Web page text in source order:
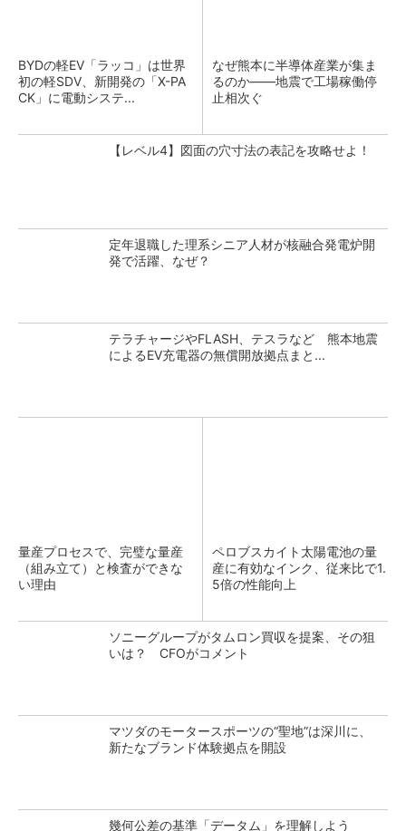
BYDの軽EV「ラッコ」は世界
初の軽SDV、新開発の「X-PA
CK」に電動システ...
なぜ熊本に半導体産業が集ま
るのか――地震で工場稼働停
止相次ぐ
【レベル4】図面の穴寸法の表記を攻略せよ！
定年退職した理系シニア人材が核融合発電炉開
発で活躍、なぜ？
テラチャージやFLASH、テスラなど 熊本地震
によるEV充電器の無償開放拠点まと...
量産プロセスで、完璧な量産
（組み立て）と検査ができな
い理由
ペロブスカイト太陽電池の量
産に有効なインク、従来比で1.
5倍の性能向上
ソニーグループがタムロン買収を提案、その狙
いは？ CFOがコメント
マツダのモータースポーツの“聖地”は深川に、
新たなブランド体験拠点を開設
幾何公差の基準「データム」を理解しよう